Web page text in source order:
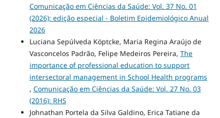
Comunicação em Ciências da Saúde: Vol. 37 No. 01
(2026): edição especial - Boletim Epidemiológico Anual
2026
Luciana Sepúlveda Köptcke, Maria Regina Araújo de
Vasconcelos Padrão, Felipe Medeiros Pereira, The
importance of professional education to support
intersectoral management in School Health programs
, Comunicação em Ciências da Saúde: Vol. 27 No. 03
(2016): RHS
Johnathan Portela da Silva Galdino, Erica Tatiane da